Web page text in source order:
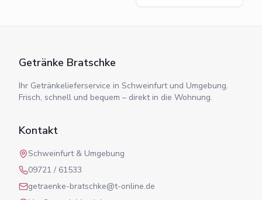
Getränke Bratschke
Ihr Getränkelieferservice in Schweinfurt und Umgebung.
Frisch, schnell und bequem – direkt in die Wohnung.
Kontakt
Schweinfurt & Umgebung
09721 / 61533
getraenke-bratschke@t-online.de